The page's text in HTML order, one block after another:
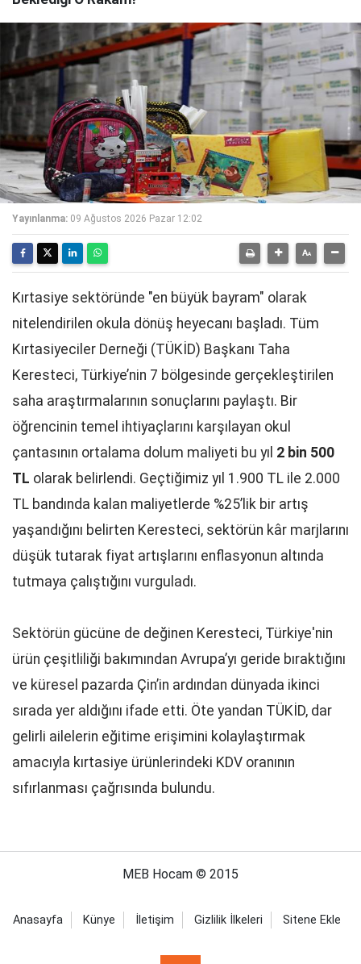
Yayınlanma: 09 Ağustos 2026 Pazar 12:02
Kırtasiye sektöründe "en büyük bayram" olarak
nitelendirilen okula dönüş heyecanı başladı. Tüm
Kırtasiyeciler Derneği (TÜKİD) Başkanı Taha
Keresteci, Türkiye’nin 7 bölgesinde gerçekleştirilen
saha araştırmalarının sonuçlarını paylaştı. Bir
öğrencinin temel ihtiyaçlarını karşılayan okul
çantasının ortalama dolum maliyeti bu yıl 2 bin 500
TL olarak belirlendi. Geçtiğimiz yıl 1.900 TL ile 2.000
TL bandında kalan maliyetlerde %25’lik bir artış
yaşandığını belirten Keresteci, sektörün kâr marjlarını
düşük tutarak fiyat artışlarını enflasyonun altında
tutmaya çalıştığını vurguladı.
Sektörün gücüne de değinen Keresteci, Türkiye'nin
ürün çeşitliliği bakımından Avrupa’yı geride bıraktığını
ve küresel pazarda Çin’in ardından dünyada ikinci
sırada yer aldığını ifade etti. Öte yandan TÜKİD, dar
gelirli ailelerin eğitime erişimini kolaylaştırmak
amacıyla kırtasiye ürünlerindeki KDV oranının
sıfırlanması çağrısında bulundu.
MEB Hocam © 2015
Anasayfa Künye İletişim Gizlilik İlkeleri Sitene Ekle